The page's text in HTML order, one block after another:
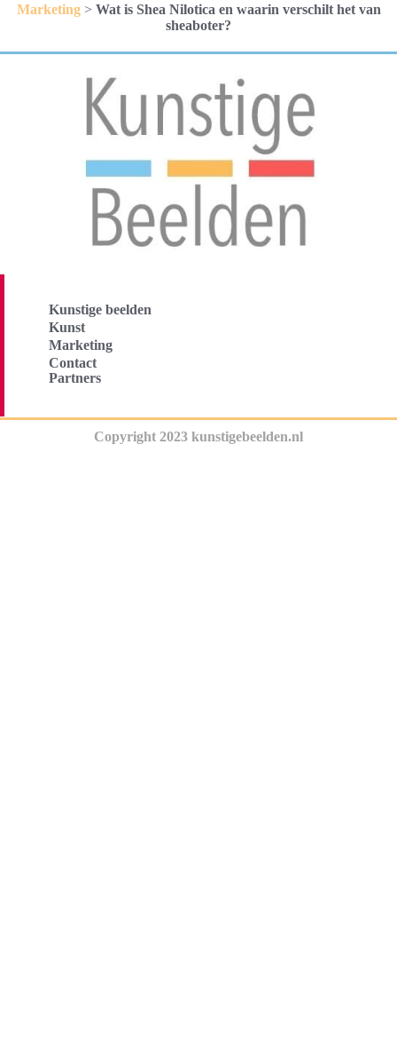
Marketing> Wat is Shea Nilotica en waarin verschilt het van
sheaboter?
Kunstige beelden
Kunst
Marketing
Contact
Partners
Copyright 2023 kunstigebeelden.nl